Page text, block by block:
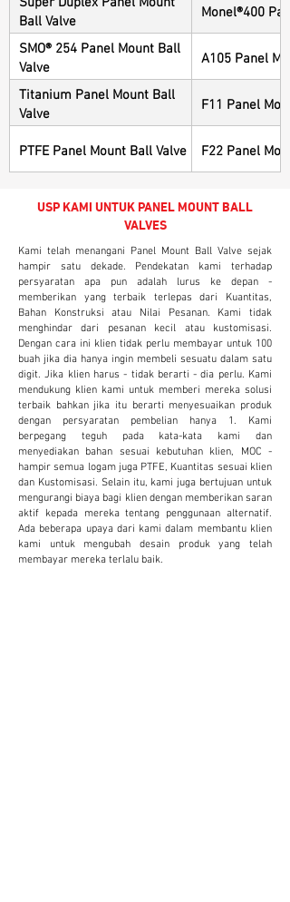
Ball Valve
Monel®400
SMO® 254 Panel Mount Ball
Valve
A105 Panel
Titanium Panel Mount Ball
Valve
F11 Panel
PTFE Panel Mount Ball Valve F22 Panel
USP KAMI UNTUK PANEL MOUNT BALL
VALVES
Kami telah menangani Panel Mount Ball Valve sejak
hampir satu dekade. Pendekatan kami terhadap
persyaratan apa pun adalah lurus ke depan -
memberikan yang terbaik terlepas dari Kuantitas,
Bahan Konstruksi atau Nilai Pesanan. Kami tidak
menghindar dari pesanan kecil atau kustomisasi.
Dengan cara ini klien tidak perlu membayar untuk 100
buah jika dia hanya ingin membeli sesuatu dalam satu
digit. Jika klien harus - tidak berarti - dia perlu. Kami
mendukung klien kami untuk memberi mereka solusi
terbaik bahkan jika itu berarti menyesuaikan produk
dengan persyaratan pembelian hanya 1. Kami
berpegang teguh pada kata-kata kami dan
menyediakan bahan sesuai kebutuhan klien, MOC -
hampir semua logam juga PTFE, Kuantitas sesuai klien
dan Kustomisasi. Selain itu, kami juga bertujuan untuk
mengurangi biaya bagi klien dengan memberikan saran
aktif kepada mereka tentang penggunaan alternatif.
Ada beberapa upaya dari kami dalam membantu klien
kami untuk mengubah desain produk yang telah
membayar mereka terlalu baik.